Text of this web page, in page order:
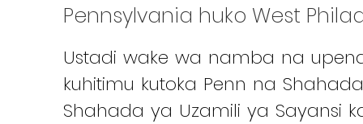
Pennsylvania huko West
Ustadi wake wa namba na
kuhitimu kutoka Penn na
Shahada ya Uzamili ya Sayansi